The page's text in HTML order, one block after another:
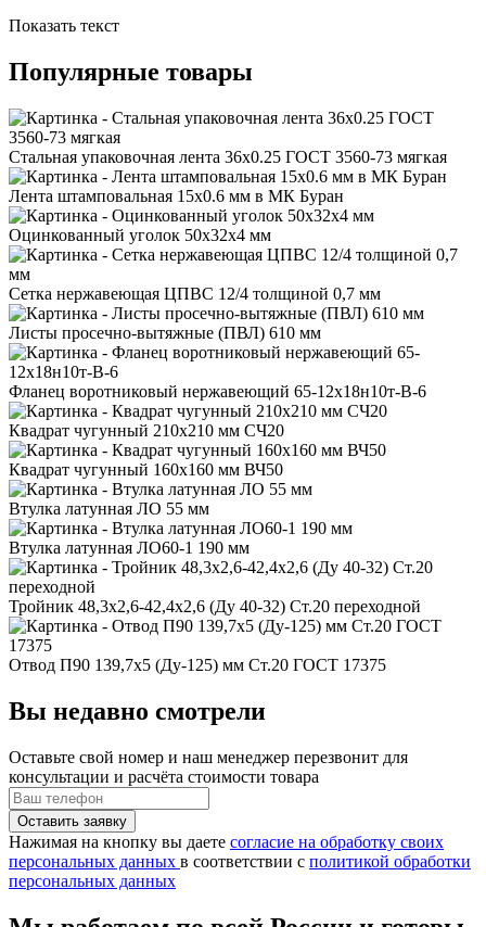
Показать текст
Популярные товары
Стальная упаковочная лента 36x0.25 ГОСТ 3560-73 мягкая
Лента штамповальная 15x0.6 мм в МК Буран
Оцинкованный уголок 50x32x4 мм
Сетка нержавеющая ЦПВС 12/4 толщиной 0,7 мм
Листы просечно-вытяжные (ПВЛ) 610 мм
Фланец воротниковый нержавеющий 65-12х18н10т-В-6
Квадрат чугунный 210x210 мм СЧ20
Квадрат чугунный 160x160 мм ВЧ50
Втулка латунная ЛО 55 мм
Втулка латунная ЛО60-1 190 мм
Тройник 48,3x2,6-42,4x2,6 (Ду 40-32) Ст.20 переходной
Отвод П90 139,7x5 (Ду-125) мм Ст.20 ГОСТ 17375
Вы недавно смотрели
Оставьте свой номер и наш менеджер перезвонит для
консультации и расчёта стоимости товара
Нажимая на кнопку вы даете согласие на обработку своих
персональных данных в соответствии с политикой обработки
персональных данных